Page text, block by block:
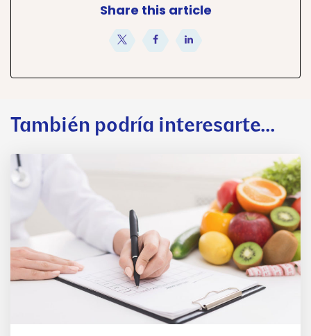
Share this article
También podría interesarte...